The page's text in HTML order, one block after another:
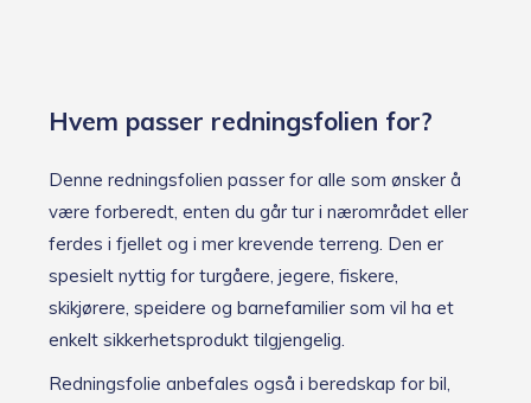
Hvem passer redningsfolien for?
Denne redningsfolien passer for alle som ønsker å
være forberedt, enten du går tur i nærområdet eller
ferdes i fjellet og i mer krevende terreng. Den er
spesielt nyttig for turgåere, jegere, fiskere,
skikjørere, speidere og barnefamilier som vil ha et
enkelt sikkerhetsprodukt tilgjengelig.
Redningsfolie anbefales også i beredskap for bil,